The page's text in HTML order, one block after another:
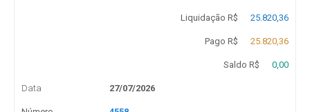
Liquidação R$ 25.820,36
Pago R$ 25.820,36
Saldo R$ 0,00
Data 27/07/2026